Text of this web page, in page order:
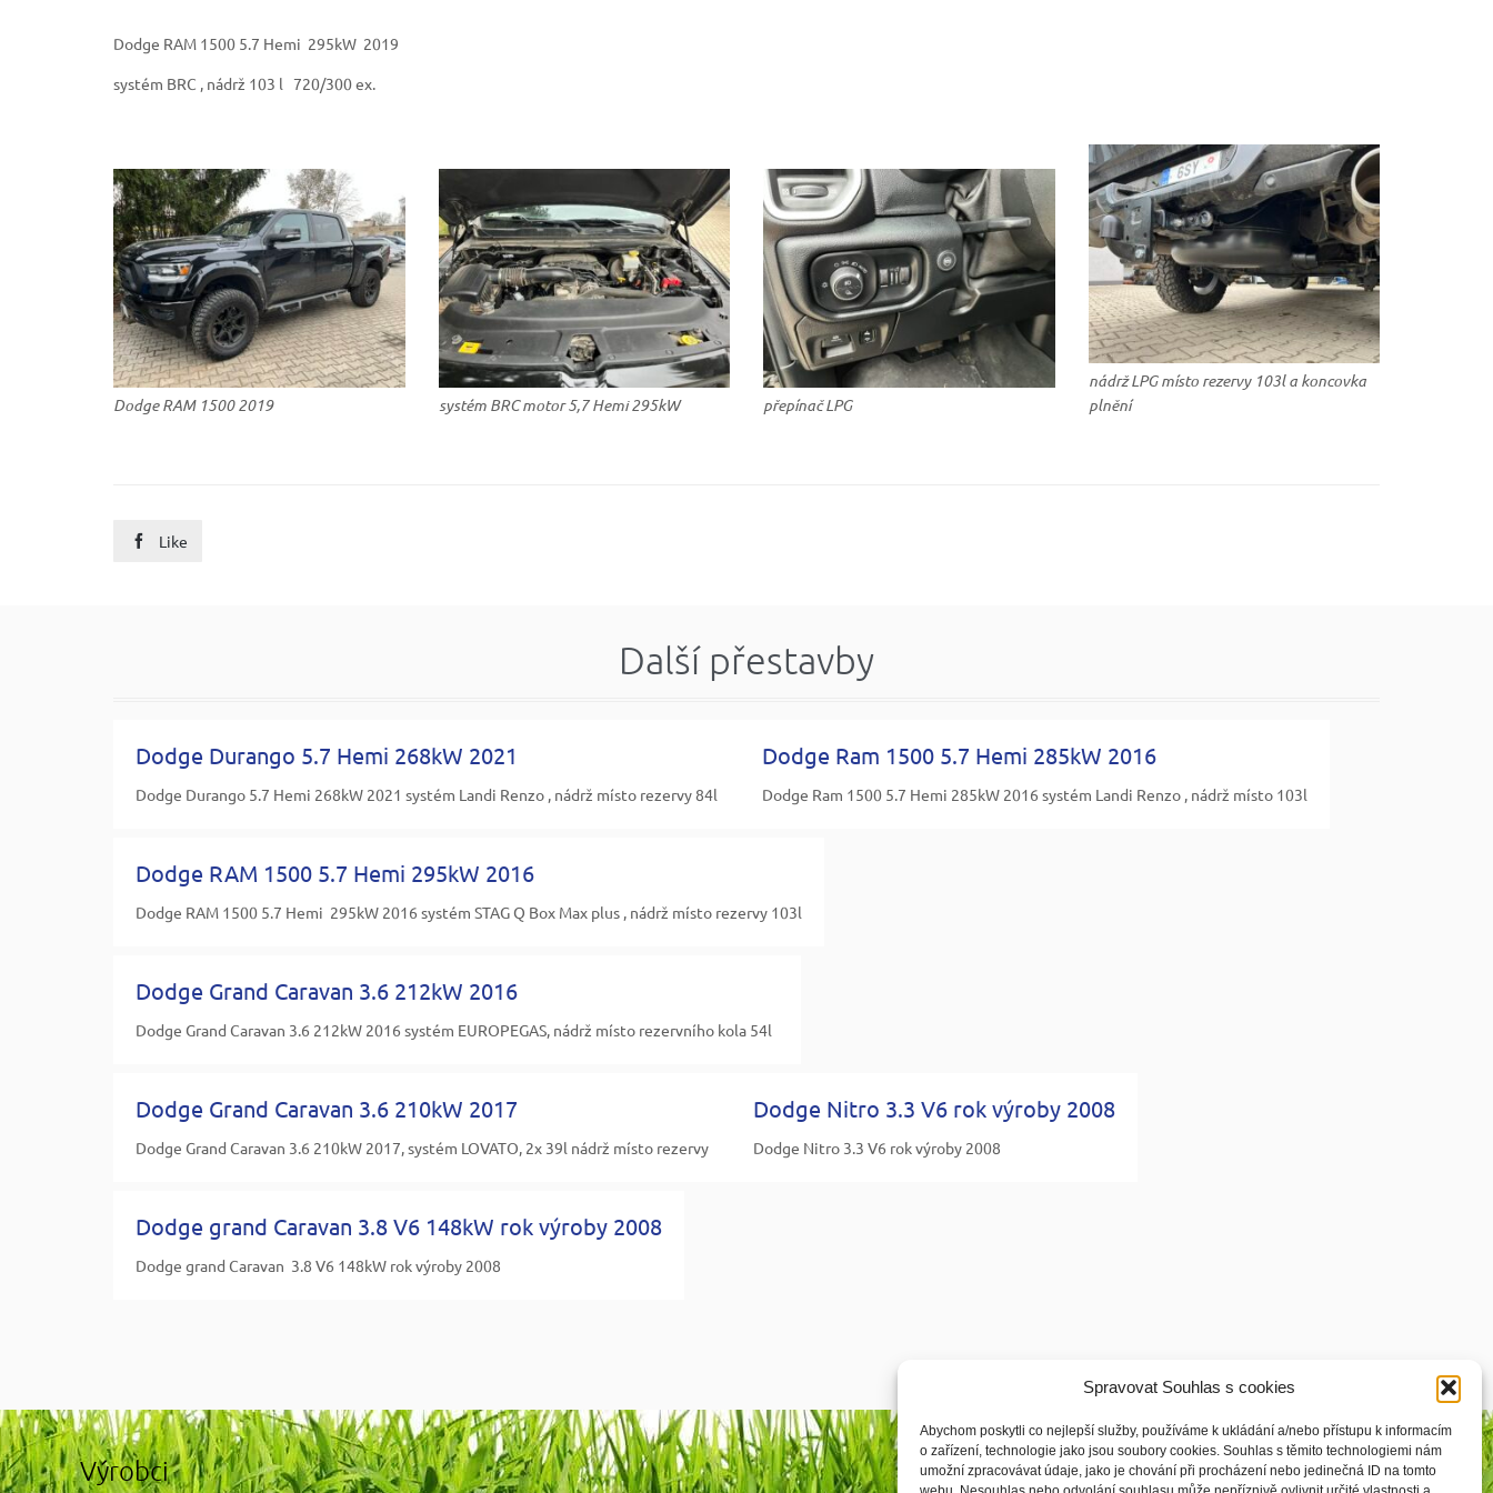
Spravovat Souhlas s cookies
Abychom poskytli co nejlepší služby, používáme k ukládání a/nebo přístupu k informacím
o zařízení, technologie jako jsou soubory cookies. Souhlas s těmito technologiemi nám
umožní zpracovávat údaje, jako je chování při procházení nebo jedinečná ID na tomto
Dodge RAM 1500 5.7 Hemi 295kW 2019
systém BRC , nádrž 103 l 720/300 ex.
Dodge RAM 1500 2019 systém BRC motor 5,7 Hemi 295kW přepínač LPG
nádrž LPG místo rezervy 103l a koncovka
plnění
 Like
Další přestavby
Dodge Durango 5.7 Hemi 268kW 2021
Dodge Durango 5.7 Hemi 268kW 2021 systém Landi Renzo , nádrž místo rezervy 84l
Dodge Ram 1500 5.7 Hemi 285kW 2016
Dodge Ram 1500 5.7 Hemi 285kW 2016 systém Landi Renzo , nádrž místo 103l
Dodge RAM 1500 5.7 Hemi 295kW 2016
Dodge RAM 1500 5.7 Hemi 295kW 2016 systém STAG Q Box Max plus , nádrž místo rezervy 103l
Dodge Grand Caravan 3.6 212kW 2016
Dodge Grand Caravan 3.6 212kW 2016 systém EUROPEGAS, nádrž místo rezervního kola 54l
Dodge Grand Caravan 3.6 210kW 2017
Dodge Grand Caravan 3.6 210kW 2017, systém LOVATO, 2x 39l nádrž místo rezervy
Dodge Nitro 3.3 V6 rok výroby 2008
Dodge Nitro 3.3 V6 rok výroby 2008
Dodge grand Caravan 3.8 V6 148kW rok výroby 2008
Dodge grand Caravan 3.8 V6 148kW rok výroby 2008
Výrobci